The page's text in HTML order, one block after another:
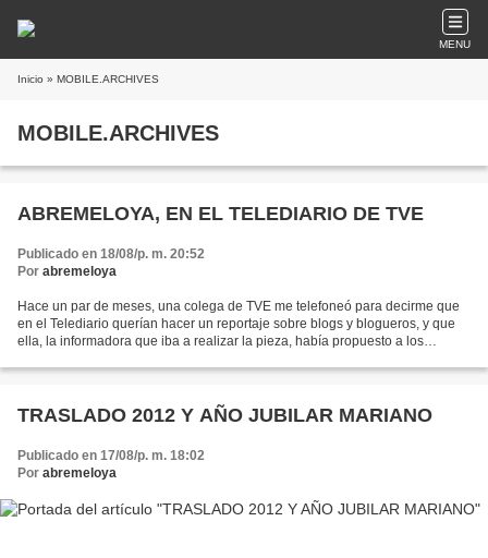
MENU
Inicio » MOBILE.ARCHIVES
MOBILE.ARCHIVES
ABREMELOYA, EN EL TELEDIARIO DE TVE
Publicado en 18/08/p. m. 20:52
Por abremeloya
Hace un par de meses, una colega de TVE me telefoneó para decirme que
en el Telediario querían hacer un reportaje sobre blogs y blogueros, y que
ella, la informadora que iba a realizar la pieza, había propuesto a los
TRASLADO 2012 Y AÑO JUBILAR MARIANO
Publicado en 17/08/p. m. 18:02
Por abremeloya